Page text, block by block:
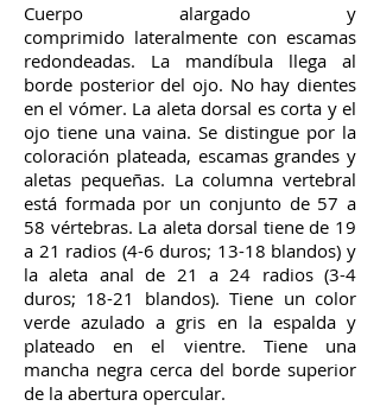
Cuerpo alargado y
comprimido lateralmente con escamas
redondeadas. La mandíbula llega al
borde posterior del ojo. No hay dientes
en el vómer. La aleta dorsal es corta y el
ojo tiene una vaina. Se distingue por la
coloración plateada, escamas grandes y
aletas pequeñas. La columna vertebral
está formada por un conjunto de 57 a
58 vértebras. La aleta dorsal tiene de 19
a 21 radios (4-6 duros; 13-18 blandos) y
la aleta anal de 21 a 24 radios (3-4
duros; 18-21 blandos). Tiene un color
verde azulado a gris en la espalda y
plateado en el vientre. Tiene una
mancha negra cerca del borde superior
de la abertura opercular.